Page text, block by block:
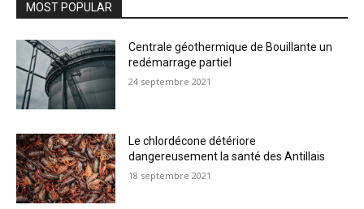
MOST POPULAR
Centrale géothermique de Bouillante un
redémarrage partiel
24 septembre 2021
Le chlordécone détériore
dangereusement la santé des Antillais
18 septembre 2021